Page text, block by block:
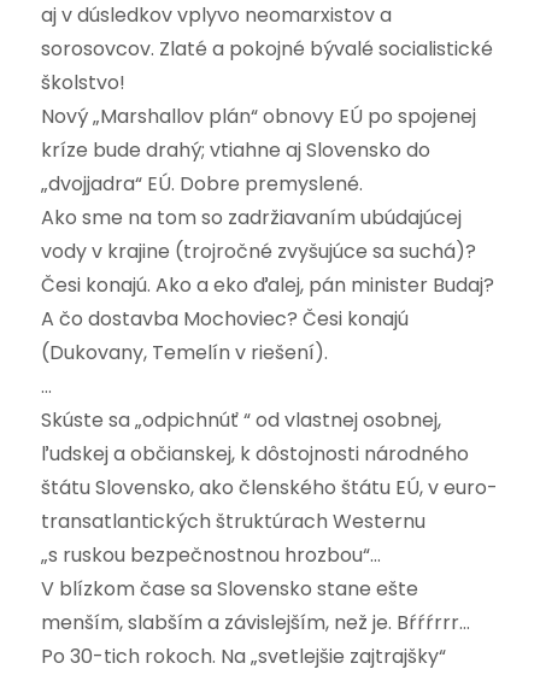
aj v dúsledkov vplyvo neomarxistov a
sorosovcov. Zlaté a pokojné bývalé socialistické
školstvo!
Nový „Marshallov plán“ obnovy EÚ po spojenej
kríze bude drahý; vtiahne aj Slovensko do
„dvojjadra“ EÚ. Dobre premyslené.
Ako sme na tom so zadržiavaním ubúdajúcej
vody v krajine (trojročné zvyšujúce sa suchá)?
Česi konajú. Ako a eko ďalej, pán minister Budaj?
A čo dostavba Mochoviec? Česi konajú
(Dukovany, Temelín v riešení).
…
Skúste sa „odpichnúť “ od vlastnej osobnej,
ľudskej a občianskej, k dôstojnosti národného
štátu Slovensko, ako členského štátu EÚ, v euro-
transatlantických štruktúrach Westernu
„s ruskou bezpečnostnou hrozbou“…
V blízkom čase sa Slovensko stane ešte
menším, slabším a závislejším, než je. Bŕŕŕrrr…
Po 30-tich rokoch. Na „svetlejšie zajtrajšky“